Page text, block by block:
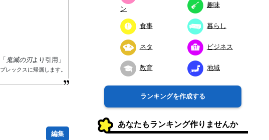
「 鬼滅の刃より引用」
レックスに帰属します。
編集
ン
趣味
食事 暮らし
ネタ ビジネス
教育 地域
ランキングを作成する
あなたもランキング作りませんか